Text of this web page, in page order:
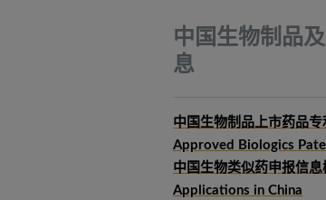
中国生物制品
息
中国生物制品上市药品
Approved Biologics
中国生物类似药申报信息
Applications in China